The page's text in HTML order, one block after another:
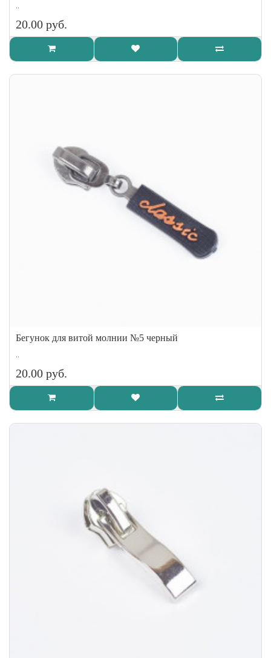
..
20.00 руб.
Бегунок для витой молнии №5 черный
..
20.00 руб.